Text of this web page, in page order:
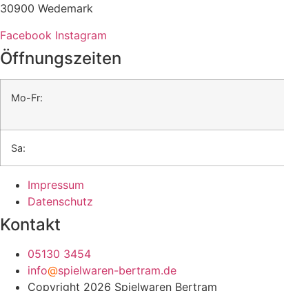
30900 Wedemark
Facebook Instagram
Öffnungszeiten
Mo-Fr:
Sa:
Impressum
Datenschutz
Kontakt
05130 3454
info@spielwaren-bertram.de
Copyright 2026 Spielwaren Bertram